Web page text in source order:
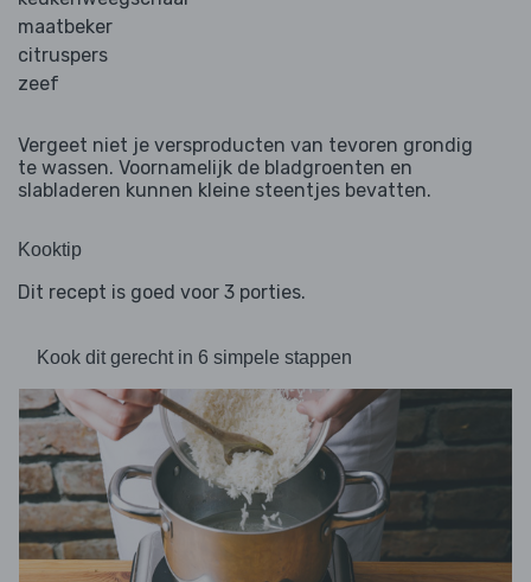
maatbeker
citruspers
zeef
Vergeet niet je versproducten van tevoren grondig
te wassen. Voornamelijk de bladgroenten en
slabladeren kunnen kleine steentjes bevatten.
Kooktip
Dit recept is goed voor 3 porties.
Kook dit gerecht in 6 simpele stappen